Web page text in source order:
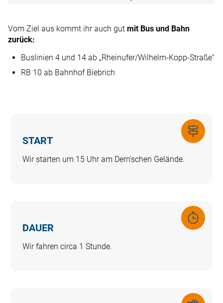
Vom Ziel aus kommt ihr auch gut mit Bus und Bahn
zurück:
Buslinien 4 und 14 ab „Rheinufer/Wilhelm-Kopp-Straße“
RB 10 ab Bahnhof Biebrich
START
Wir starten um 15 Uhr am Dern’schen Gelände.
Icon
label
DAUER
Wir fahren circa 1 Stunde.
Icon
label